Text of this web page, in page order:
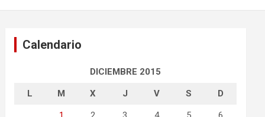
Calendario
DICIEMBRE 2015
L M X J V S D